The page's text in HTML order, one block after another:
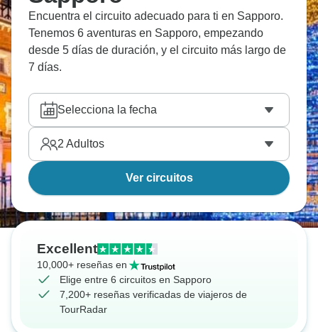
Encuentra el circuito adecuado para ti en Sapporo.
Tenemos 6 aventuras en Sapporo, empezando
desde 5 días de duración, y el circuito más largo de
7 días.
Selecciona la fecha
2 Adultos
Ver circuitos
Excellent
10,000+ reseñas en
Elige entre 6 circuitos en Sapporo
7,200+ reseñas verificadas de viajeros de
TourRadar